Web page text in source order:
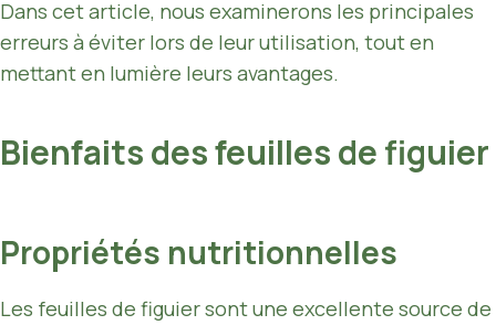
Dans cet article, nous examinerons les principales
erreurs à éviter lors de leur utilisation, tout en
mettant en lumière leurs avantages.
Bienfaits des feuilles de figuier
Propriétés nutritionnelles
Les feuilles de figuier sont une excellente source de